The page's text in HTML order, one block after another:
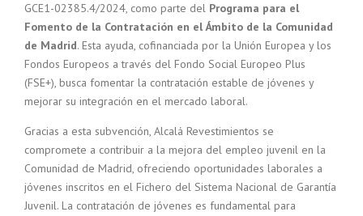
GCE1-02385.4/2024, como parte del Programa para el
Fomento de la Contratación en el Ámbito de la Comunidad
de Madrid. Esta ayuda, cofinanciada por la Unión Europea y los
Fondos Europeos a través del Fondo Social Europeo Plus
(FSE+), busca fomentar la contratación estable de jóvenes y
mejorar su integración en el mercado laboral.
Gracias a esta subvención, Alcalá Revestimientos se
compromete a contribuir a la mejora del empleo juvenil en la
Comunidad de Madrid, ofreciendo oportunidades laborales a
jóvenes inscritos en el Fichero del Sistema Nacional de Garantía
Juvenil. La contratación de jóvenes es fundamental para